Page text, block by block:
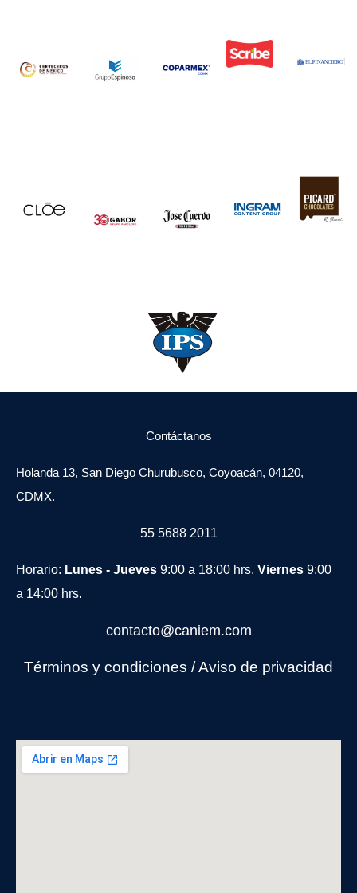
Contáctanos
Holanda 13, San Diego Churubusco, Coyoacán, 04120,
CDMX.
55 5688 2011
Horario: Lunes - Jueves 9:00 a 18:00 hrs. Viernes 9:00
a 14:00 hrs.
contacto@caniem.com
Términos y condiciones /Aviso de privacidad